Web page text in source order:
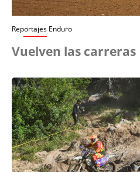
Reportajes Enduro
Vuelven las carreras